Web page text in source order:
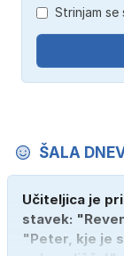
Strinjam se
ŠALA
Učiteljica je
stavek:
"Peter, kje je